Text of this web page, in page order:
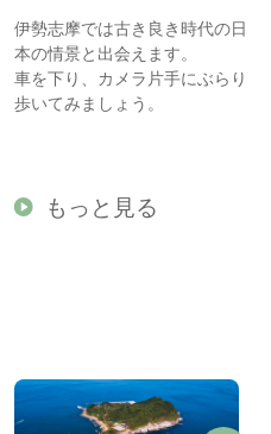
伊勢志摩では古き良き時代の日
本の情景と出会えます。
車を下り、カメラ片手にぶらり
歩いてみましょう。
もっと見る